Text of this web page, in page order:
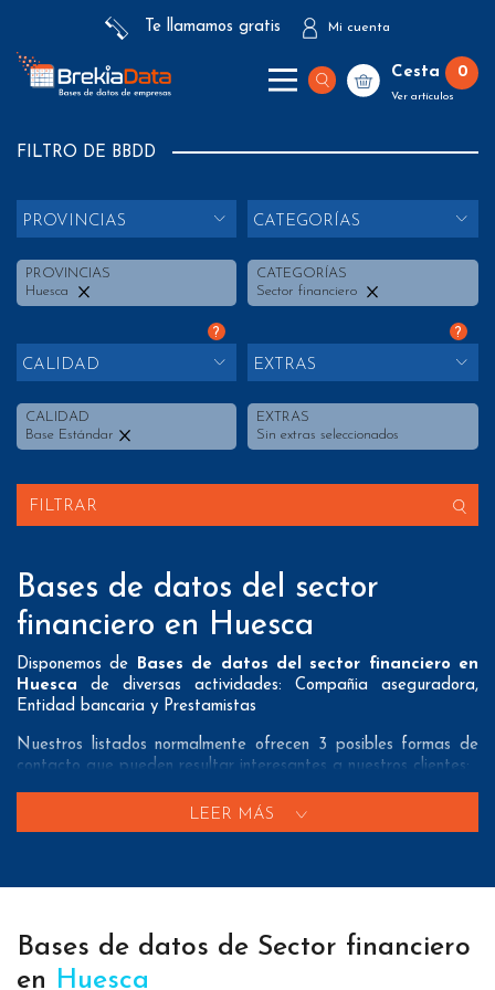
Te llamamos gratis Mi cuenta
Cesta 0
Ver artículos
FILTRO DE BBDD
PROVINCIAS
PROVINCIAS
Huesca
CATEGORÍAS
CATEGORÍAS
Sector financiero
?
CALIDAD
CALIDAD
Base Estándar
?
EXTRAS
EXTRAS
Sin extras seleccionados
FILTRAR
Bases de datos del sector
financiero en Huesca
Disponemos de Bases de datos del sector financiero en
Huesca de diversas actividades: Compañia aseguradora,
Entidad bancaria y Prestamistas
Nuestros listados normalmente ofrecen 3 posibles formas de
contacto que pueden resultar interesantes a nuestros clientes:
direcciones postales nuestros/as Bases de datos
máxima eficacia.
sector financiero en Huesca aportan tanto teléfonos fijos como
teléfonos móviles con el fin de que nuestros clientes puedan
LEER MÁS
Bases de datos de Sector financiero
en Huesca